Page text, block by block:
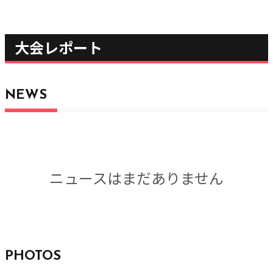
大会レポート
NEWS
ニュースはまだありません
PHOTOS